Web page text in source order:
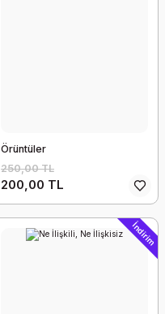
Örüntüler
250,00 TL
200,00 TL
İndirim